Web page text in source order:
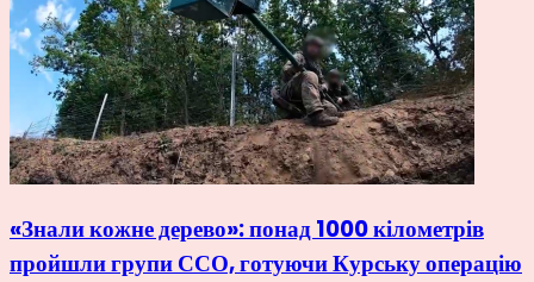
«Знали кожне дерево»: понад 1000 кілометрів
пройшли групи ССО, готуючи Курську операцію